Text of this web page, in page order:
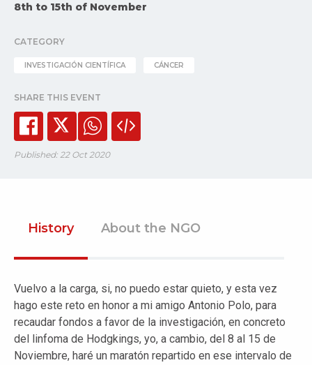
8th to 15th of November
CATEGORY
INVESTIGACIÓN CIENTÍFICA CÁNCER
SHARE THIS EVENT
Published: 22 Oct 2020
History About the NGO
Vuelvo a la carga, si, no puedo estar quieto, y esta vez
hago este reto en honor a mi amigo Antonio Polo, para
recaudar fondos a favor de la investigación, en concreto
del linfoma de Hodgkings, yo, a cambio, del 8 al 15 de
Noviembre, haré un maratón repartido en ese intervalo de